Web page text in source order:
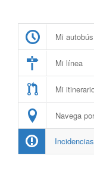
Mi autobús
Mi línea
Mi
Navega
Incidencias